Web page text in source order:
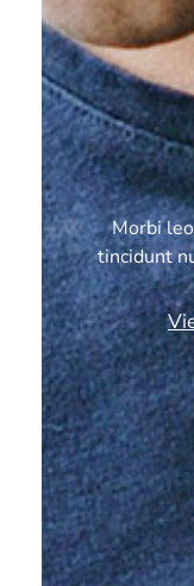
Morbi
tincidunt